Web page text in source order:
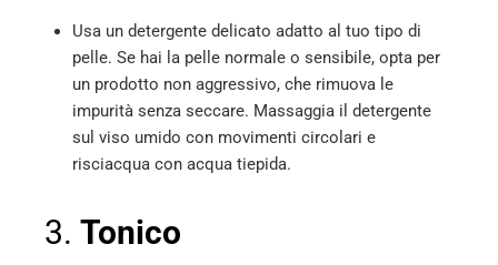
Usa un detergente delicato adatto al tuo tipo di
pelle. Se hai la pelle normale o sensibile, opta per
un prodotto non aggressivo, che rimuova le
impurità senza seccare. Massaggia il detergente
sul viso umido con movimenti circolari e
risciacqua con acqua tiepida.
3. Tonico